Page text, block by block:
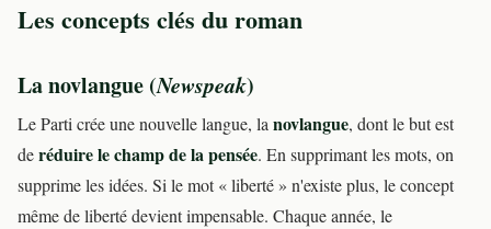
Les concepts clés du roman
La novlangue (Newspeak)
Le Parti crée une nouvelle langue, lanovlangue, dont le but est
deréduire le champ de la pensée. En supprimant les mots, on
supprime les idées. Si le mot « liberté » n'existe plus, le concept
même de liberté devient impensable. Chaque année, le